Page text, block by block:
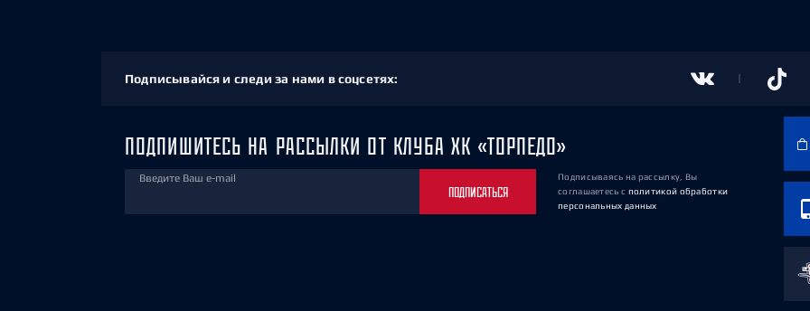
Подписывайся и следи за нами в соцсетях:
ПОДПИШИТЕСЬ НА РАССЫЛКИ ОТ КЛУБА ХК «ТОРПЕДО»
Введите Ваш e-mail
ПОДПИСАТЬСЯ
Подписываясь на рассылку, Вы
соглашаетесь с политикой обработки
персональных данных